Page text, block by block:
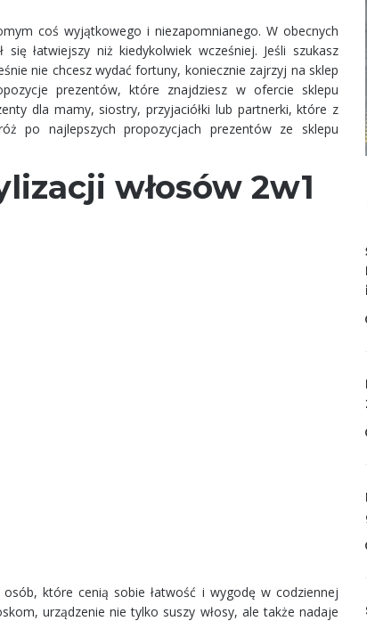
coś wyjątkowego i niezapomnianego. W obecnych
łatwiejszy niż kiedykolwiek wcześniej. Jeśli szukasz
nie chcesz wydać fortuny, koniecznie zajrzyj na sklep
prezentów, które znajdziesz w ofercie sklepu
dla mamy, siostry, przyjaciółki lub partnerki, które z
po najlepszych propozycjach prezentów ze sklepu
włosów 2w1
które cenią sobie łatwość i wygodę w codziennej
urządzenie nie tylko suszy włosy, ale także nadaje